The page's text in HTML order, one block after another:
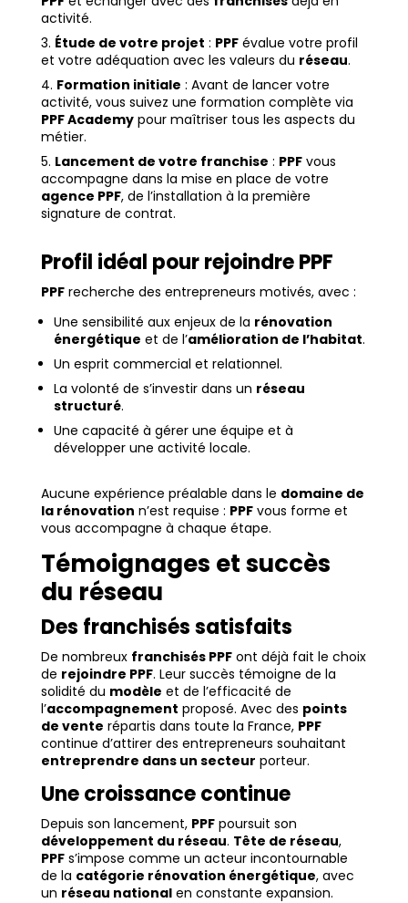
activité.
Étude de votre projet : PPFévalue votre profil
et votre adéquation avec les valeurs du réseau.
Formation initiale : Avant de lancer votre
activité, vous suivez une formation complète via
PPF Academypour maîtriser tous les aspects du
métier.
Lancement de votre franchise : PPFvous
accompagne dans la mise en place de votre
agence PPF, de l’installation à la première
signature de contrat.
Profil idéal pour rejoindre PPF
PPFrecherche des entrepreneurs motivés, avec :
Une sensibilité aux enjeux de la rénovation
énergétique et de l’amélioration de l’habitat.
Un esprit commercial et relationnel.
La volonté de s’investir dans un réseau
structuré.
Une capacité à gérer une équipe et à
développer une activité locale.
Aucune expérience préalable dans le domaine de
la rénovation n’est requise : PPFvous forme et
vous accompagne à chaque étape.
Témoignages et succès
du réseau
Des franchisés satisfaits
De nombreux franchisés PPFont déjà fait le choix
de rejoindre PPF. Leur succès témoigne de la
solidité du modèle et de l’efficacité de
l’accompagnement proposé. Avec des points
de vente répartis dans toute la France, PPF
continue d’attirer des entrepreneurs souhaitant
entreprendre dans un secteur porteur.
Une croissance continue
Depuis son lancement, PPFpoursuit son
développement du réseau. Tête de réseau,
PPFs’impose comme un acteur incontournable
de la catégorie rénovation énergétique, avec
un réseau nationalen constante expansion.